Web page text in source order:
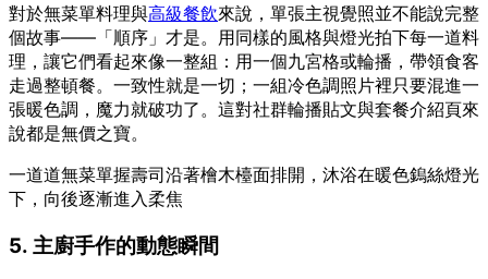
對於無菜單料理與高級餐飲來說，單張主視覺照並不能說完整
個故事——「順序」才是。用同樣的風格與燈光拍下每一道料
理，讓它們看起來像一整組：用一個九宮格或輪播，帶領食客
走過整頓餐。一致性就是一切；一組冷色調照片裡只要混進一
張暖色調，魔力就破功了。這對社群輪播貼文與套餐介紹頁來
說都是無價之寶。
一道道無菜單握壽司沿著檜木檯面排開，沐浴在暖色鎢絲燈光
下，向後逐漸進入柔焦
5. 主廚手作的動態瞬間